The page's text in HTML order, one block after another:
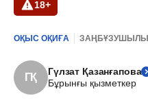
18+
ОҚЫС ОҚИҒА
ГҚ
Гүлзат Қазанғапова
Бұрынғы қызметкер